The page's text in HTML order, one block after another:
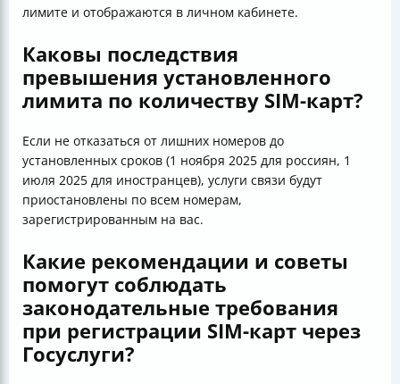
лимите и отображаются в личном кабинете.
Каковы последствия
превышения установленного
лимита по количеству SIM-карт?
Если не отказаться от лишних номеров до
установленных сроков (1 ноября 2025 для россиян, 1
июля 2025 для иностранцев), услуги связи будут
приостановлены по всем номерам,
зарегистрированным на вас.
Какие рекомендации и советы
помогут соблюдать
законодательные требования
при регистрации SIM-карт через
Госуслуги?